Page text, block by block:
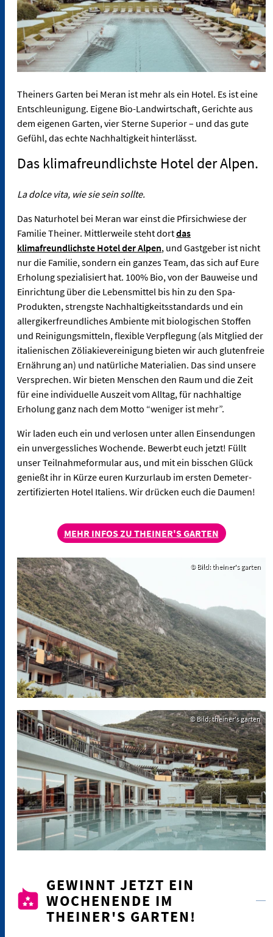
Theiners Garten bei Meran ist mehr als ein Hotel. Es ist eine
Entschleunigung. Eigene Bio-Landwirtschaft, Gerichte aus
dem eigenen Garten, vier Sterne Superior – und das gute
Gefühl, das echte Nachhaltigkeit hinterlässt.
Das klimafreundlichste Hotel der Alpen.
La dolce vita, wie sie sein sollte.
Das Naturhotel bei Meran war einst die Pfirsichwiese der
Familie Theiner. Mittlerweile steht dortdas
klimafreundlichste Hotel der Alpen, und Gastgeber ist nicht
nur die Familie, sondern ein ganzes Team, das sich auf Eure
Erholung spezialisiert hat. 100% Bio, von der Bauweise und
Einrichtung über die Lebensmittel bis hin zu den Spa-
Produkten, strengste Nachhaltigkeitsstandards und ein
allergikerfreundliches Ambiente mit biologischen Stoffen
und Reinigungsmitteln, flexible Verpflegung (als Mitglied der
italienischen Zöliakievereinigung bieten wir auch glutenfreie
Ernährung an) und natürliche Materialien. Das sind unsere
Versprechen. Wir bieten Menschen den Raum und die Zeit
für eine individuelle Auszeit vom Alltag, für nachhaltige
Erholung ganz nach dem Motto “weniger ist mehr”.
Wir laden euch ein und verlosen unter allen Einsendungen
ein unvergessliches Wochende. Bewerbt euch jetzt! Füllt
unser Teilnahmeformular aus, und mit ein bisschen Glück
genießt ihr in Kürze euren Kurzurlaub im ersten Demeter-
zertifizierten Hotel Italiens. Wir drücken euch die Daumen!
MEHR INFOS ZU THEINER'S GARTEN
© Bild: theiner's garten
© Bild: theiner's garten
GEWINNT JETZT EIN
WOCHENENDE IM
THEINER'S GARTEN!